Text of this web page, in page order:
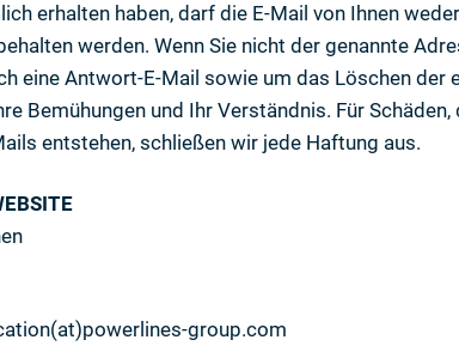
erhalten haben, darf die E-Mail von Ihnen
werden. Wenn Sie nicht der genannte
eine Antwort-E-Mail sowie um das Löschen der
Bemühungen und Ihr Verständnis. Für
entstehen, schließen wir jede Haftung aus.
group.com